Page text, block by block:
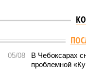
05/08
В Чебоксарах
проблемной